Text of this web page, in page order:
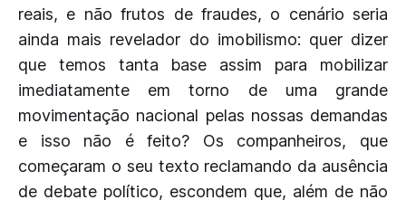
reais, e não frutos de fraudes, o cenário seria
ainda mais revelador do imobilismo: quer dizer
que temos tanta base assim para mobilizar
imediatamente em torno de uma grande
movimentação nacional pelas nossas demandas
e isso não é feito? Os companheiros, que
começaram o seu texto reclamando da ausência
de debate político, escondem que, além de não